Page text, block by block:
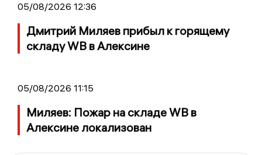
05/08/2026 12:36
Дмитрий Миляев прибыл к горящему
складу WB в Алексине
05/08/2026 11:15
Миляев: Пожар на складе WB в
Алексине локализован